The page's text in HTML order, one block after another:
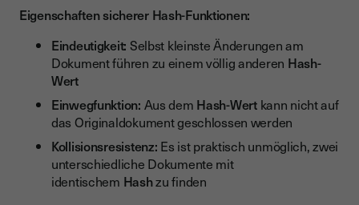
Eigenschaften sicherer Hash-Funktionen:
Eindeutigkeit: Selbst kleinste Änderungen am
Dokument führen zu einem völlig anderen Hash-
Wert
Einwegfunktion: Aus dem Hash-Wertkann nicht auf
das Originaldokument geschlossen werden
Kollisionsresistenz: Es ist praktisch unmöglich, zwei
unterschiedliche Dokumente mit
identischem Hashzu finden